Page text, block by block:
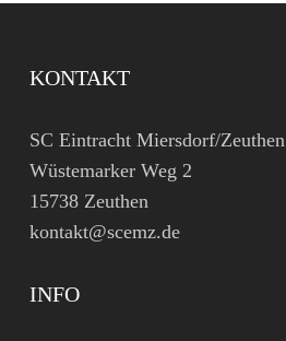
KONTAKT
SC Eintracht Miersdorf/Zeuthen
Wüstemarker Weg 2
15738 Zeuthen
kontakt@scemz.de
INFO